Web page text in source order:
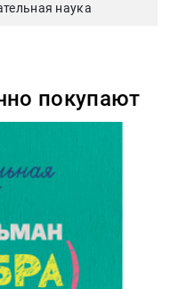
наука
покупают